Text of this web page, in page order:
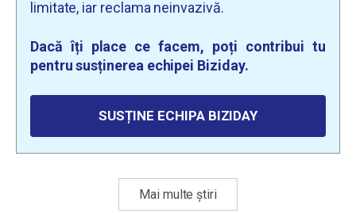
limitate, iar reclama neinvazivă.
Dacă îți place ce facem, poți contribui tu
pentru susținerea echipei Biziday.
SUSȚINE ECHIPA BIZIDAY
Mai multe știri